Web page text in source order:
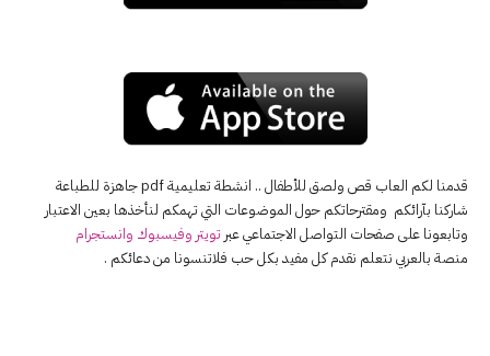
قدمنا لكم العاب قص ولصق للأطفال .. انشطة تعليمية pdf جاهزة للطباعة
شاركنا بآرائكم ومقترحاتكم حول الموضوعات التي تهمكم لنأخذها بعين الاعتبار
وتابعونا على صفحات التواصل الاجتماعي عبر تويتر وفيسبوك وانستجرام
منصة بالعربي نتعلم نقدم كل مفيد بكل حب فلاتنسونا من دعائكم .